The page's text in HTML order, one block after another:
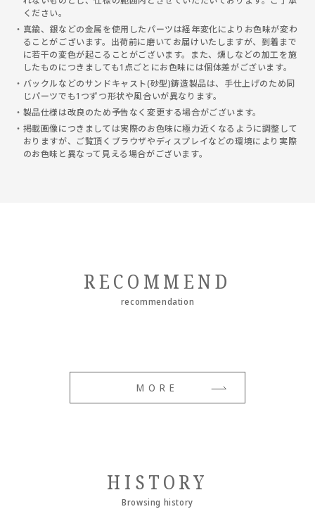
ください。
真鍮、銀などの金属を使用したパーツは経年変化によりお色味が変わ
ることがございます。出荷前に磨いてお届けいたしますが、到着まで
に若干の変色が起こることがございます。また、燻しなどの加工を施
したものにつきましても1点ごとにお色味には個体差がございます。
バックルなどのサンドキャスト(砂型)鋳造製品は、手仕上げのため同
じパーツでも1つずつ形状や風合いが異なります。
製品仕様は改良のため予告なく変更する場合がございます。
掲載画像につきましては実際のお色味に極力近くなるように調整して
おりますが、ご覧頂くブラウザやディスプレイなどの環境により実際
のお色味と異なって見える場合がございます。
RECOMMEND
recommendation
MORE
HISTORY
Browsing history